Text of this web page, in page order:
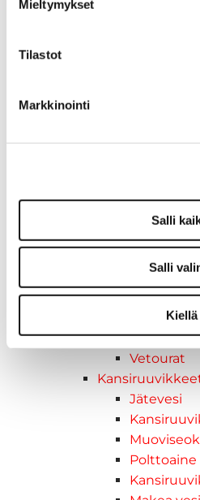
Mieltymykset
Tilastot
Markkinointi
Salli
Salli
Kiellä
Tuolit
Venetuolit
Veneen
ruuvit
Vetourat
Jätevesi
Polttoaine